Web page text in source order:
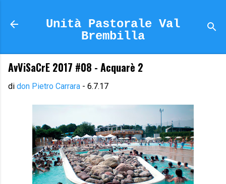
Unità Pastorale Val
Brembilla
AvViSaCrE 2017 #08 - Acquarè 2
di don Pietro Carrara - 6.7.17